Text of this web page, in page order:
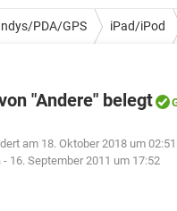
PDA/GPS iPad/iPod
"Andere" belegt
am 18. Oktober 2018 um 02:51
- 16. September 2011 um 17:52